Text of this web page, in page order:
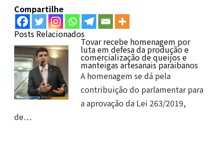
Compartilhe
Posts Relacionados
Tovar recebe homenagem por
luta em defesa da produção e
comercialização de queijos e
manteigas artesanais paraibanos
A homenagem se dá pela
contribuição do parlamentar para
a aprovação da Lei 263/2019,
de…